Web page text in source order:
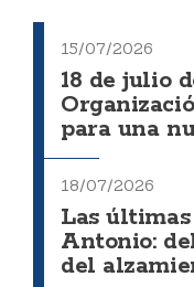
15/07/2026
18 de julio
para una
18/07/2026
Las
Antonio:
del